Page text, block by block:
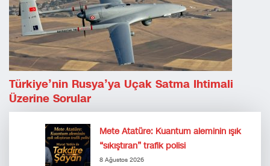
Türkiye’nin Rusya’ya Uçak Satma Ihtimali
Üzerine Sorular
Mete Atatüre: Kuantum aleminin ışık
“sıkıştıran” trafik polisi
8 Ağustos 2026